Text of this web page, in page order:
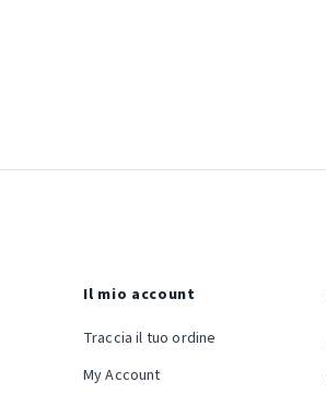
Il mio account
Traccia il tuo ordine
My Account